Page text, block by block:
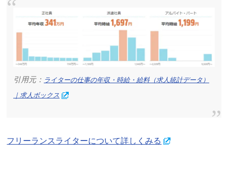
引用元： ライターの仕事の年収・時給・給料（求人統計データ）
｜求人ボックス
フリーランスライターについて詳しくみる